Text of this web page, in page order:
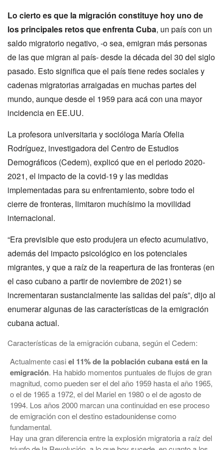
Lo cierto es que la migración constituye hoy uno de
los principales retos que enfrenta Cuba, un país con un
saldo migratorio negativo, -o sea, emigran más personas
de las que migran al país- desde la década del 30 del siglo
pasado. Esto significa que el país tiene redes sociales y
cadenas migratorias arraigadas en muchas partes del
mundo, aunque desde el 1959 para acá con una mayor
incidencia en EE.UU.
La profesora universitaria y socióloga María Ofelia
Rodríguez, investigadora del Centro de Estudios
Demográficos (Cedem), explicó que en el periodo 2020-
2021, el impacto de la covid-19 y las medidas
implementadas para su enfrentamiento, sobre todo el
cierre de fronteras, limitaron muchísimo la movilidad
internacional.
“Era previsible que esto produjera un efecto acumulativo,
además del impacto psicológico en los potenciales
migrantes, y que a raíz de la reapertura de las fronteras (en
el caso cubano a partir de noviembre de 2021) se
incrementaran sustancialmente las salidas del país”, dijo al
enumerar algunas de las características de la emigración
cubana actual.
Características de la emigración cubana, según el Cedem:
Actualmente casiel 11% de la población cubana está en la
emigración. Ha habido momentos puntuales de flujos de gran
magnitud, como pueden ser el del año 1959 hasta el año 1965,
o el de 1965 a 1972, el del Mariel en 1980 o el de agosto de
1994. Los años 2000 marcan una continuidad en ese proceso
de emigración con el destino estadounidense como
fundamental.
Hay una gran diferencia entre la explosión migratoria a raíz del